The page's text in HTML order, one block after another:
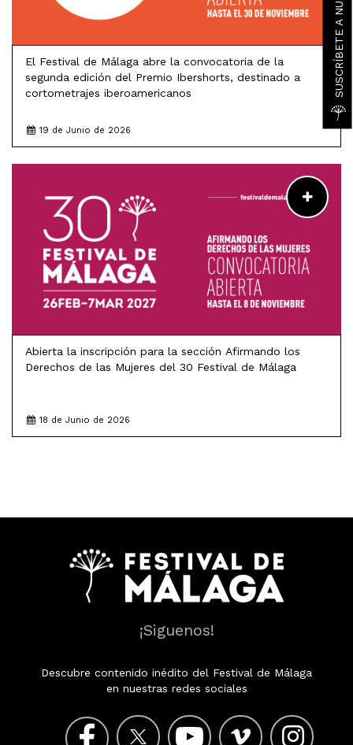
El Festival de Málaga abre la convocatoria de la
segunda edición del Premio Ibershorts, destinado a
cortometrajes iberoamericanos
19 de Junio de 2026
Abierta la inscripción para la sección Afirmando los
Derechos de las Mujeres del 30 Festival de Málaga
18 de Junio de 2026
¡Siguenos!
Descubre contenido inédito del Festival de Málaga
en nuestras redes sociales